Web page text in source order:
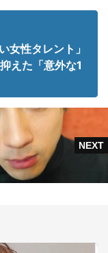
女性タレント」
えた「意外な1